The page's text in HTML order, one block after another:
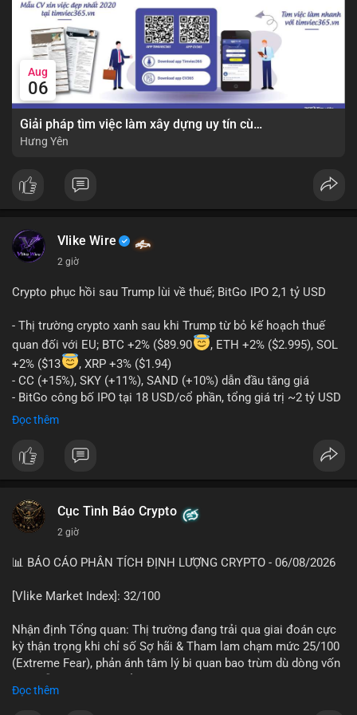
Aug
06
Giải pháp tìm việc làm xây dựng uy tín cùng mức lương thưởng hấp dẫn ?️
Hưng Yên
Vlike Wire
2 giờ
Crypto phục hồi sau Trump lùi về thuế; BitGo IPO 2,1 tỷ USD
- Thị trường crypto xanh sau khi Trump từ bỏ kế hoạch thuế
quan đối với EU; BTC +2% ($89.90
, ETH +2% ($2.995), SOL
+2% ($13
, XRP +3% ($1.94)
- CC (+15%), SKY (+11%), SAND (+10%) dẫn đầu tăng giá
- BitGo công bố IPO tại 18 USD/cổ phần, tổng giá trị ~2 tỷ USD
- Vitalik Buterin đề xuất DVT staking bản địa để tăng cường
bảo mật và phi tập trung Ethereum
- Hong Kong phát hành giấy phép stablecoin mới với yêu cầu
tuân thủ nghiêm ngặt
- Nga xác định crypto là tài sản hợp pháp, tạo tiền lệ pháp lý
- Trump hy vọng ký vào luật cấu trúc thị trường crypto sớm
nonostante sự bất đồng trong Quốc hội
- Saga’s EVM blockchain ngừng hoạt động sau cuộc tấn công
- Steak ’n Shake cho phép nhân viên nhận lương một phần dưới
#binancesquare #cryptonews
#steaknshake
$btc $eth $sol $xrp $cc#cc$sky#sky$sand#sand
#vlikevn
Đọc thêm
Cục Tình Báo Crypto
2 giờ
📊 BÁO CÁO PHÂN TÍCH ĐỊNH LƯỢNG CRYPTO - 06/08/2026
[Vlike Market Index]: 32/100
Nhận định Tổng quan: Thị trường đang trải qua giai đoán cực
kỳ thận trọng khi chỉ số Sợ hãi & Tham lam chạm mức 25/100
(Extreme Fear), phản ánh tâm lý bi quan bao trùm dù dòng vốn
Đọc thêm